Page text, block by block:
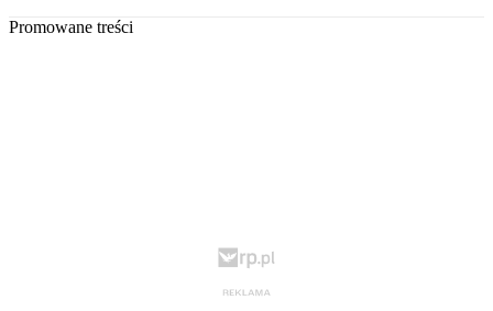
Promowane treści